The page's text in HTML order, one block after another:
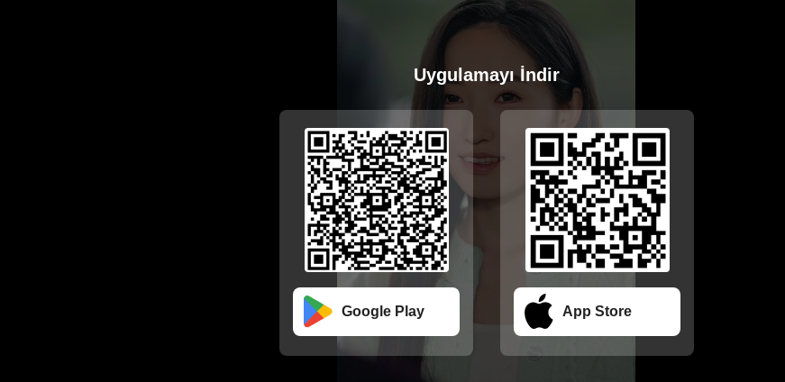
Uygulamayı İndir
Google Play App Store